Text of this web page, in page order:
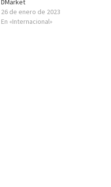
DMarket
26 de enero de 2023
En «Internacional»